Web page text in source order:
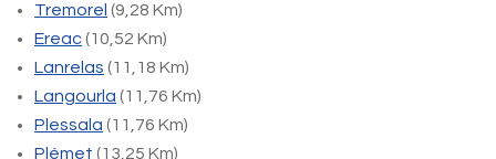
Tremorel (9,28 Km)
Ereac(10,52 Km)
Lanrelas (11,18 Km)
Langourla (11,76 Km)
Plessala (11,76 Km)
Plémet (13,25 Km)